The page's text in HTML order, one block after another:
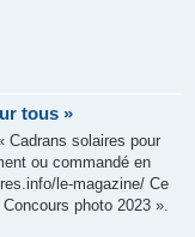
tous »
Cadrans solaires pour
ou commandé en
le-magazine/ Ce
photo 2023 ».